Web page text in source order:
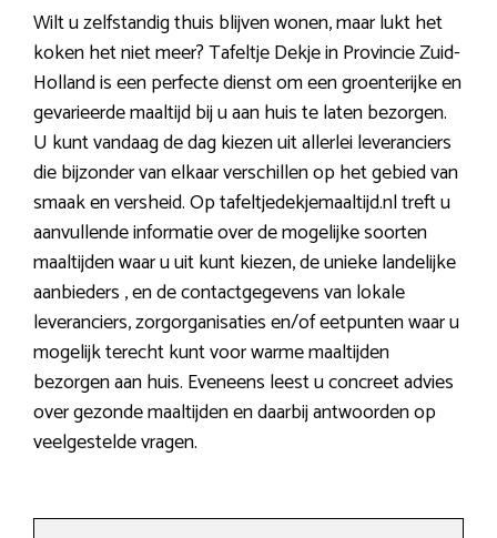
Wilt u zelfstandig thuis blijven wonen, maar lukt het
koken het niet meer? Tafeltje Dekje in Provincie Zuid-
Holland is een perfecte dienst om een groenterijke en
gevarieerde maaltijd bij u aan huis te laten bezorgen.
U kunt vandaag de dag kiezen uit allerlei leveranciers
die bijzonder van elkaar verschillen op het gebied van
smaak en versheid. Op tafeltjedekjemaaltijd.nl treft u
aanvullende informatie over de mogelijke soorten
maaltijden waar u uit kunt kiezen, de unieke landelijke
aanbieders , en de contactgegevens van lokale
leveranciers, zorgorganisaties en/of eetpunten waar u
mogelijk terecht kunt voor warme maaltijden
bezorgen aan huis. Eveneens leest u concreet advies
over gezonde maaltijden en daarbij antwoorden op
veelgestelde vragen.